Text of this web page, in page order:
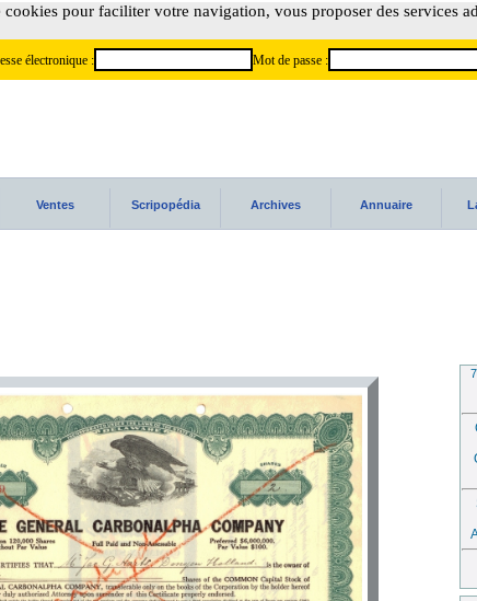
pour faciliter votre navigation, vous proposer des services
électronique : Mot de passe :
Ventes Scripopédia Archives Annuaire